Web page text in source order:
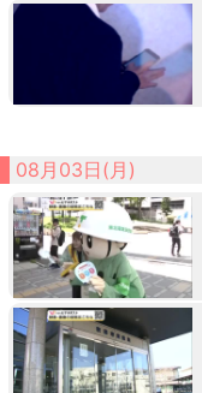
08月03日(月)